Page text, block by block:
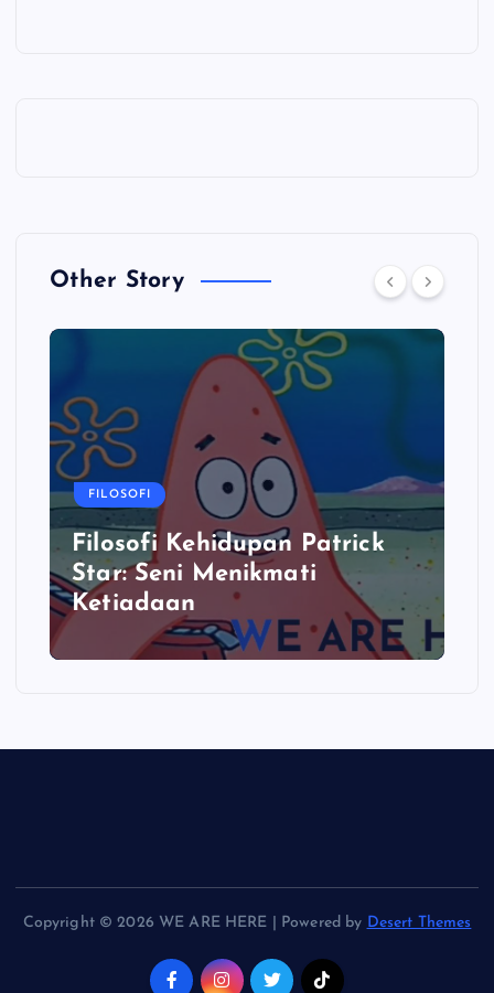
Other Story
FILOSOFI
Filosofi Kehidupan Patrick
Star: Seni Menikmati
Ketiadaan
Copyright © 2026 WE ARE HERE | Powered by Desert Themes